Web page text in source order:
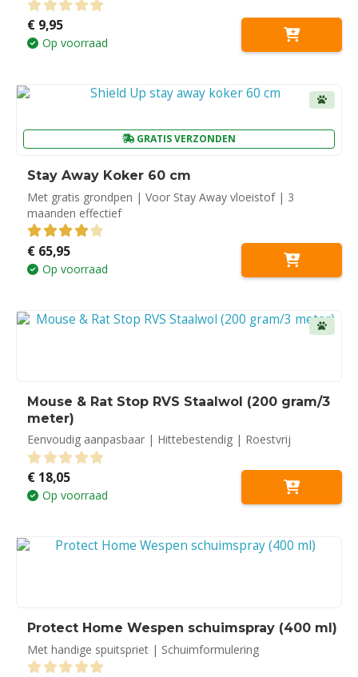
0 out of 5
€ 9,95
Op voorraad
GRATIS VERZONDEN
Stay Away Koker 60 cm
Met gratis grondpen | Voor Stay Away vloeistof | 3
maanden effectief
4.00out of 5
€ 65,95
Op voorraad
Mouse & Rat Stop RVS Staalwol (200 gram/3
meter)
Eenvoudig aanpasbaar | Hittebestendig | Roestvrij
0 out of 5
€ 18,05
Op voorraad
Protect Home Wespen schuimspray (400 ml)
Met handige spuitspriet | Schuimformulering